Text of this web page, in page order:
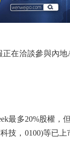
洽談參與內地
多20%股權，
，0100)等已